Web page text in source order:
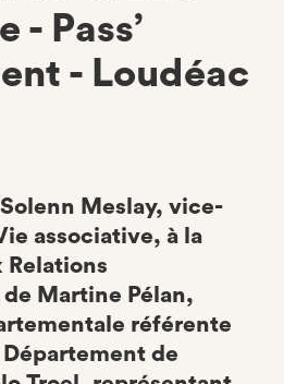
- Pass’
- Loudéac
Meslay, vice-
associative, à la
Relations
Martine Pélan,
référente
de